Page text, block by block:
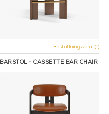
Beställningsvara
BARSTOL - CASSETTE BAR CHAIR